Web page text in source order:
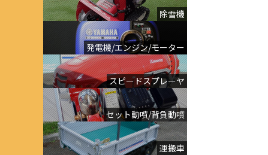
除雪機
発電機/エンジン/モーター
スピードスプレーヤ
セット動噴/背負動噴
運搬車